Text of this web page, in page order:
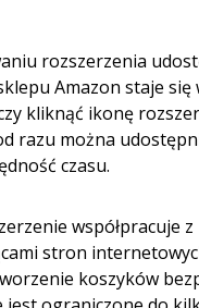
rozszerzenia
Amazon staje się
kliknąć ikonę
razu można
czasu.
współpracuje z
stron
koszyków